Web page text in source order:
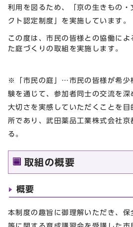
利用を図るため、「京の生きもの・
クト認定制度」を実施しています。
この度は、市民の皆様との協働に
た庭づくりの取組を実施します。
※「市民の庭」…市民の皆様が希少
験を通じて、参加者同士の交流を深
大切さを実感していただくことを
所であり、武田薬品工業株式会社京
る。
取組の概要
概要
本制度の趣旨に御理解いただき、保